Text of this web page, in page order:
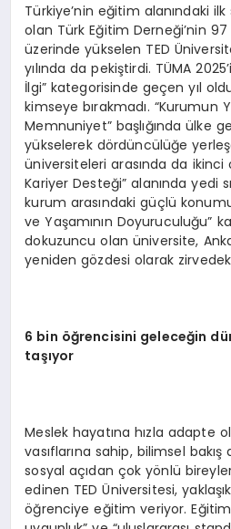
Türkiye’nin eğitim alanındaki
olan Türk Eğitim Derneği’nin 97
üzerinde yükselen TED
yılında da pekiştirdi. TÜMA
İlgi” kategorisinde geçen yıl
kimseye bırakmadı. “Kurumun
Memnuniyet” başlığında ülke
yükselerek dördüncülüğe
üniversiteleri arasında da ikinci
Kariyer Desteği” alanında yedi
kurum arasındaki güçlü
ve Yaşamının Doyuruculuğu”
dokuzuncu olan üniversite,
yeniden gözdesi olarak
6 bin öğrencisini geleceğin
taşıyor
Meslek hayatına hızla adapte
vasıflarına sahip, bilimsel bakış
sosyal açıdan çok yönlü
edinen TED Üniversitesi,
öğrenciye eğitim veriyor.